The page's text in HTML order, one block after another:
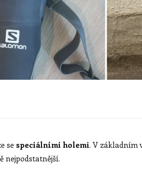
se speciálními holemi. V základním
nejpodstatnější.